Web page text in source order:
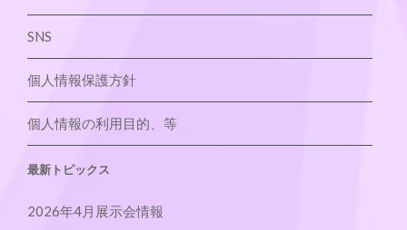
SNS
個人情報保護方針
個人情報の利用目的、等
最新トピックス
2026年4月展示会情報